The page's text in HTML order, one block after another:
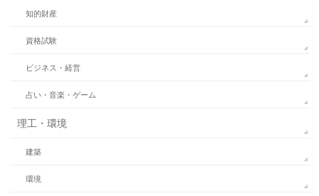
知的財産
資格試験
ビジネス・経営
占い・音楽・ゲーム
理工・環境
建築
環境